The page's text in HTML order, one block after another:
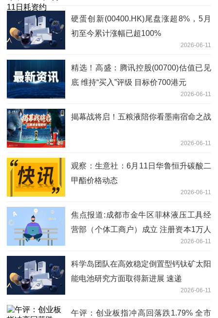
硬蛋创新(00400.HK)尾盘涨超8%，5月
初至今累计涨幅已超100%
2026-06-11
精选！高盛：腾讯控股(00700)估值已见
底 维持“买入”评级 目标价700港元
2026-06-11
揭幕战将启！五粮液陪你看墨南宿命之战
2026-06-11
观察：生意社：6月11日华鲁恒升碳酸二
甲酯价格动态
2026-06-11
焦点报道:成都市金牛区菲林液压工具经
营部（个体工商户）成立 注册资本1万人
2026-06-11
科学岛团队在高效稳定倒置型钙钛矿太阳
能电池研究方面取得新进展 速递
2026-06-11
午评：创业板指冲高回落跌1.79% 全市